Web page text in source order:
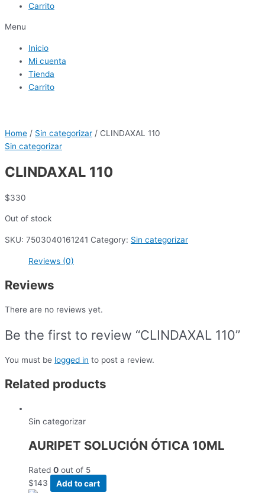
Carrito
Menu
Inicio
Mi cuenta
Tienda
Carrito
Home / Sin categorizar / CLINDAXAL 110
Sin categorizar
CLINDAXAL 110
$330
Out of stock
SKU: 7503040161241 Category: Sin categorizar
Reviews (0)
Reviews
There are no reviews yet.
Be the first to review “CLINDAXAL 110”
You must be logged in to post a review.
Related products
Sin categorizar
AURIPET SOLUCIÓN ÓTICA 10ML
Rated 0 out of 5
$143 Add to cart